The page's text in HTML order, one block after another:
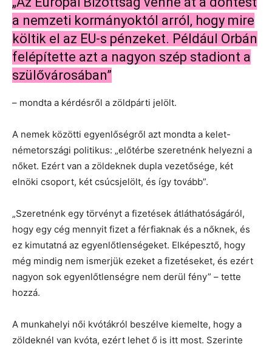
a nemzeti kormányoktól arról, hogy mire
költik el az EU-s pénzeket. Például Orbán
felépítette azt a nagyon szép stadiont a
szülővárosában”
– mondta a kérdésről a zöldpárti jelölt.
A nemek közötti egyenlőségről azt mondta a kelet-
németországi politikus: „előtérbe szeretnénk helyezni a
nőket. Ezért van a zöldeknek dupla vezetősége, két
elnöki csoport, két csúcsjelölt, és így tovább”.
„Szeretnénk egy törvényt a fizetések átláthatóságáról,
hogy egy cég mennyit fizet a férfiaknak és a nőknek, és
ez kimutatná az egyenlőtlenségeket. Elképesztő, hogy
még mindig nem ismerjük ezeket a fizetéseket, és ezért
nagyon sok egyenlőtlenségre nem derül fény” – tette
hozzá.
A munkahelyi női kvótákról beszélve kiemelte, hogy a
zöldeknél van kvóta, ezért lehet ő is itt most. Szerinte